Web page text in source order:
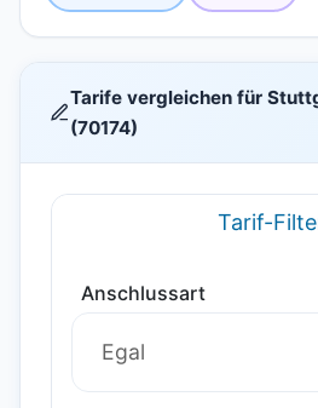
Tarife vergleichen für
(70174)